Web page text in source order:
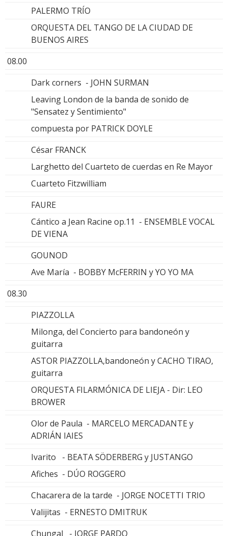
PALERMO TRÍO
ORQUESTA DEL TANGO DE LA CIUDAD DE
BUENOS AIRES
08.00
Dark corners - JOHN SURMAN
Leaving London de la banda de sonido de
"Sensatez y Sentimiento"
compuesta por PATRICK DOYLE
César FRANCK
Larghetto del Cuarteto de cuerdas en Re Mayor
Cuarteto Fitzwilliam
FAURE
Cántico a Jean Racine op.11 - ENSEMBLE VOCAL
DE VIENA
GOUNOD
Ave María - BOBBY McFERRIN y YO YO MA
08.30
PIAZZOLLA
Milonga, del Concierto para bandoneón y
guitarra
ASTOR PIAZZOLLA,bandoneón y CACHO TIRAO,
guitarra
ORQUESTA FILARMÓNICA DE LIEJA - Dir: LEO
BROWER
Olor de Paula - MARCELO MERCADANTE y
ADRIÁN IAIES
Ivarito - BEATA SÖDERBERG y JUSTANGO
Afiches - DÚO ROGGERO
Chacarera de la tarde - JORGE NOCETTI TRIO
Valijitas - ERNESTO DMITRUK
Chungal - JORGE PARDO